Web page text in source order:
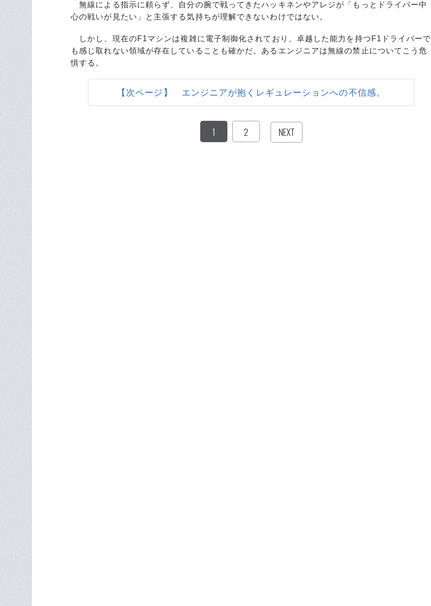
無線による指示に頼らず、自分の腕で戦ってきたハッキネンやアレジが「もっとドライバー中
心の戦いが見たい」と主張する気持ちが理解できないわけではない。
しかし、現在のF1マシンは複雑に電子制御化されており、卓越した能力を持つF1ドライバーで
も感じ取れない領域が存在していることも確かだ。あるエンジニアは無線の禁止についてこう危
惧する。
【次ページ】 エンジニアが抱くレギュレーションへの不信感。
1 2 NEXT